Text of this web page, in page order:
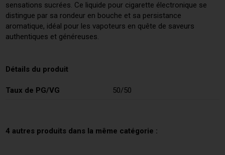
sensations sucrées. Ce liquide pour cigarette électronique se
distingue par sa rondeur en bouche et sa persistance
aromatique, idéal pour les vapoteurs en quête de saveurs
authentiques et généreuses.
Détails du produit
Taux de PG/VG 50/50
4 autres produits dans la même catégorie :